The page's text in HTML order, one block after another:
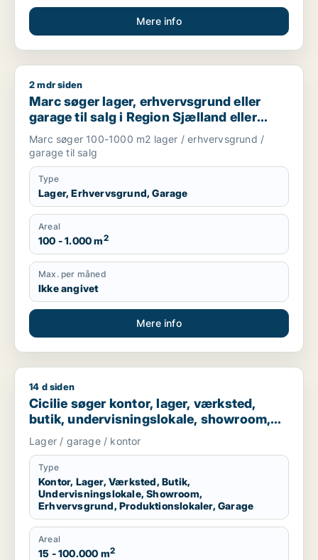
Mere info
Marc søger lager, erhvervsgrund eller garage til salg i
2 mdr siden
Marc søger lager, erhvervsgrund eller
garage til salg i Region Sjælland eller
Nordsjælland
Marc søger 100-1000 m2 lager / erhvervsgrund /
garage til salg
Type
Lager, Erhvervsgrund, Garage
Areal
100 - 1.000 m2
Max. per måned
Ikke angivet
Mere info
Cicilie søger kontor, lager, værksted, butik,
14 d siden
Cicilie søger kontor, lager, værksted,
butik, undervisningslokale, showroom,
erhvervsgrund, produktionslokaler eller
garage til leje i Region Sjælland eller
Nordsjælland
Lager / garage / kontor
Type
Kontor, Lager, Værksted, Butik,
Undervisningslokale, Showroom,
Erhvervsgrund, Produktionslokaler, Garage
Areal
15 - 100.000 m2